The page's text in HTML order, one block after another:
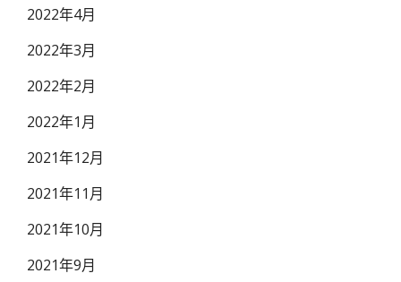
2022年4月
2022年3月
2022年2月
2022年1月
2021年12月
2021年11月
2021年10月
2021年9月